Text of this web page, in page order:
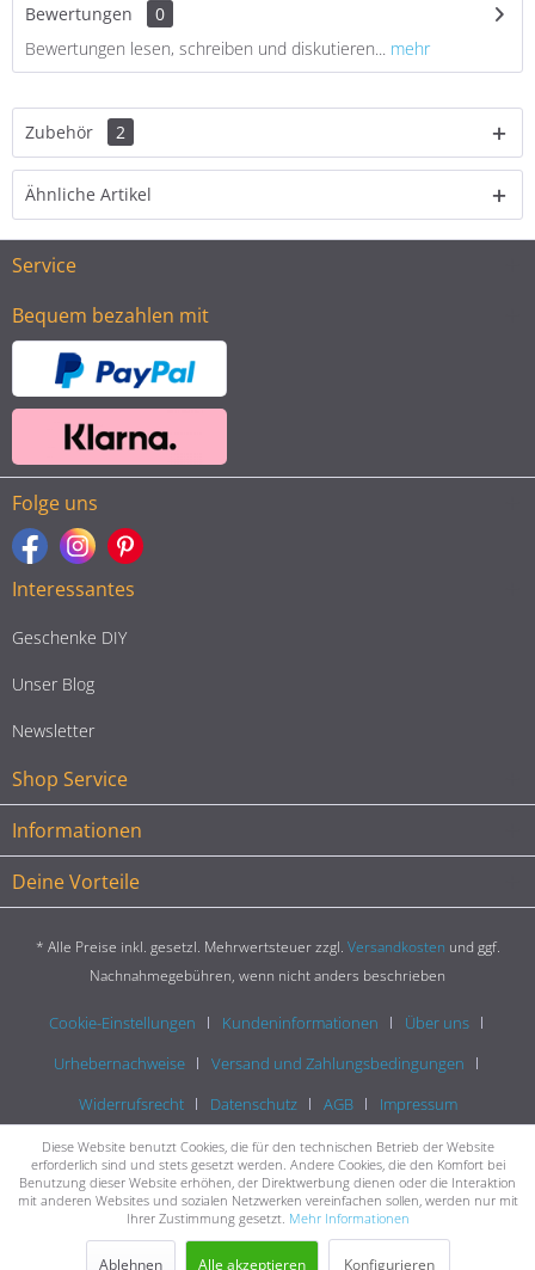
Bewertungen
0
Bewertungen lesen, schreiben und diskutieren... mehr
Zubehör 2
Ähnliche Artikel
Service
Bequem bezahlen mit
Folge uns
Interessantes
Geschenke DIY
Unser Blog
Newsletter
Shop Service
Informationen
Deine Vorteile
* Alle Preise inkl. gesetzl. Mehrwertsteuer zzgl. Versandkosten und ggf.
Nachnahmegebühren, wenn nicht anders beschrieben
Cookie-Einstellungen Kundeninformationen
Über uns
Urhebernachweise
Versand und Zahlungsbedingungen
Widerrufsrecht
Datenschutz AGB Impressum
Diese Website benutzt Cookies, die für den technischen Betrieb der Website
erforderlich sind und stets gesetzt werden. Andere Cookies, die den Komfort bei
Benutzung dieser Website erhöhen, der Direktwerbung dienen oder die Interaktion
mit anderen Websites und sozialen Netzwerken vereinfachen sollen, werden nur mit
Ihrer Zustimmung gesetzt. Mehr Informationen
Ablehnen Alle akzeptieren Konfigurieren